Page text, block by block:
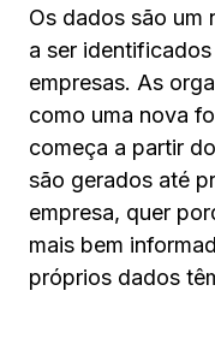
Os dados são um
a ser
empresas. As
como uma nova
começa a partir
são gerados até
empresa, quer
mais bem
próprios dados